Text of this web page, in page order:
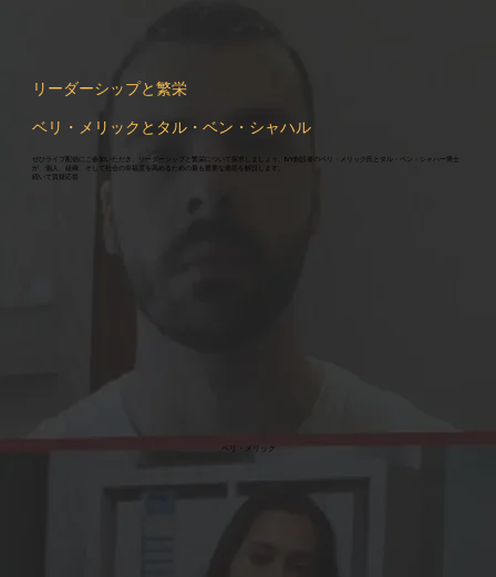
リーダーシップと繁栄
ベリ・メリックとタル・ベン・シャハル
ぜひライブ配信にご参加いただき、リーダーシップと繁栄について探求しましょう。IVY創設者のベリ・メリック氏とタル・ベン・シャハー博士
が、個人、組織、そして社会の幸福度を高めるための最も重要な道筋を解説します。
続いて質疑応答
ベリ・メリック